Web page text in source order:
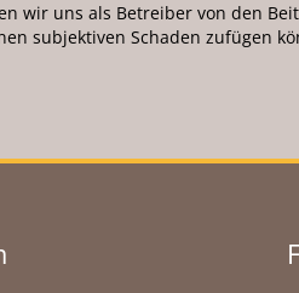
wir uns als Betreiber von den
subjektiven Schaden zufügen